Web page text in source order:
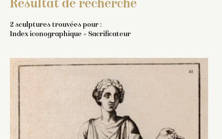
Résultat de recherche
2 sculptures trouvées pour :
Index iconographique = Sacrificateur